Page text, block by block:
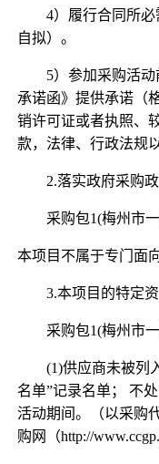
4）履行合同所
自拟）。
5）参加采购活动
承诺函》提供承诺（
销许可证或者执照、
款，法律、行政法规
2.落实政府采购
采购包1(梅州市
本项目不属于专门面
3.本项目的特定资
采购包1(梅州市
(1)供应商未被列
名单”记录名单； 不
活动期间。（以采购
购网（http://